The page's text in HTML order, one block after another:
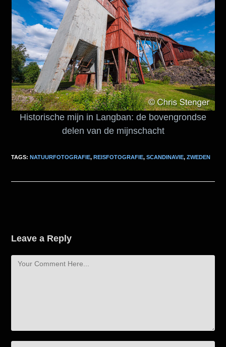
Historische mijn in Langban: de bovengrondse
delen van de mijnschacht
TAGS:NATUURFOTOGRAFIE,REISFOTOGRAFIE,SCANDINAVIE,ZWEDEN
Leave a Reply